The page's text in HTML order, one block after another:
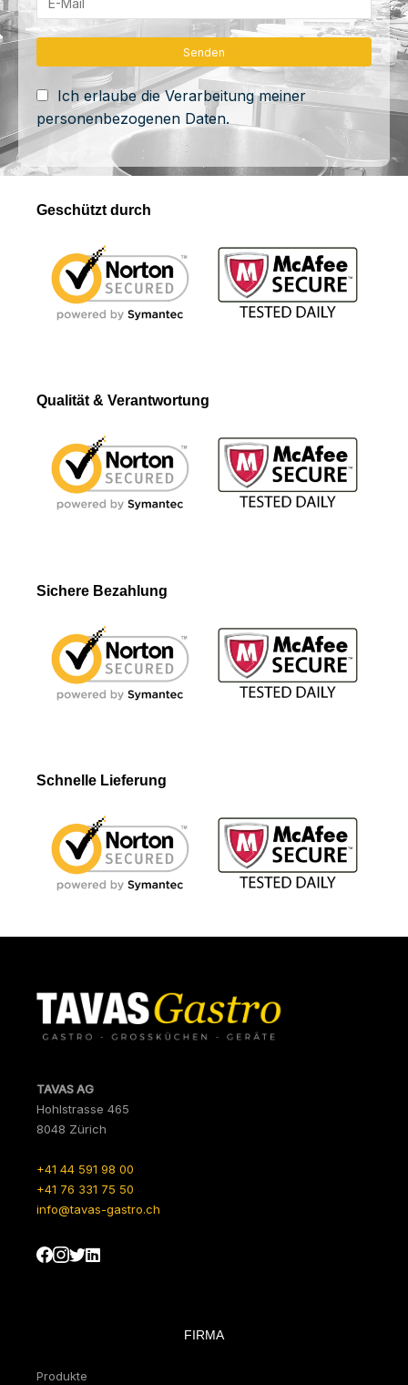
Ich erlaube die Verarbeitung meiner
personenbezogenen Daten.
Geschützt durch
Qualität & Verantwortung
Sichere Bezahlung
Schnelle Lieferung
TAVAS AG
Hohlstrasse 465
8048 Zürich
+41 44 591 98 00
+41 76 331 75 50
info@tavas-gastro.ch
FIRMA
Produkte